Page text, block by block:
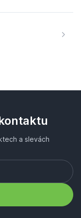
a slevách